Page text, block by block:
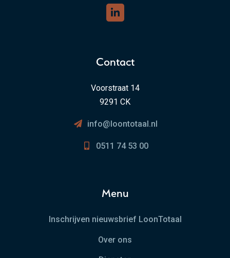
Contact
Voorstraat 14
9291 CK
info@loontotaal.nl
0511 74 53 00
Menu
Inschrijven nieuwsbrief LoonTotaal
Over ons